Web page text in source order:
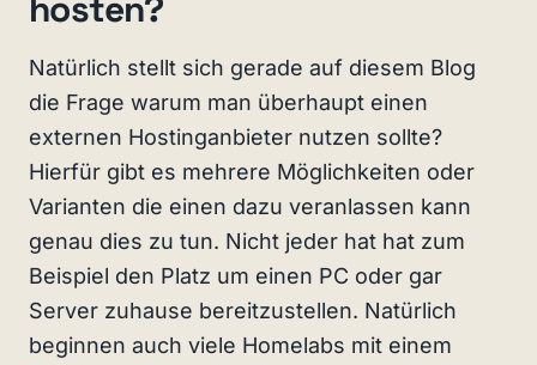
hosten?
Natürlich stellt sich gerade auf diesem Blog
die Frage warum man überhaupt einen
externen Hostinganbieter nutzen sollte?
Hierfür gibt es mehrere Möglichkeiten oder
Varianten die einen dazu veranlassen kann
genau dies zu tun. Nicht jeder hat hat zum
Beispiel den Platz um einen PC oder gar
Server zuhause bereitzustellen. Natürlich
beginnen auch viele Homelabs mit einem